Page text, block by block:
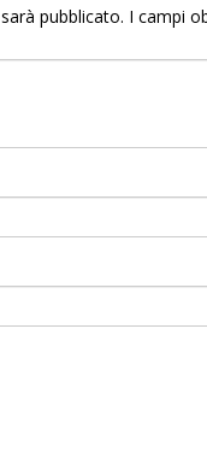
pubblicato. I campi